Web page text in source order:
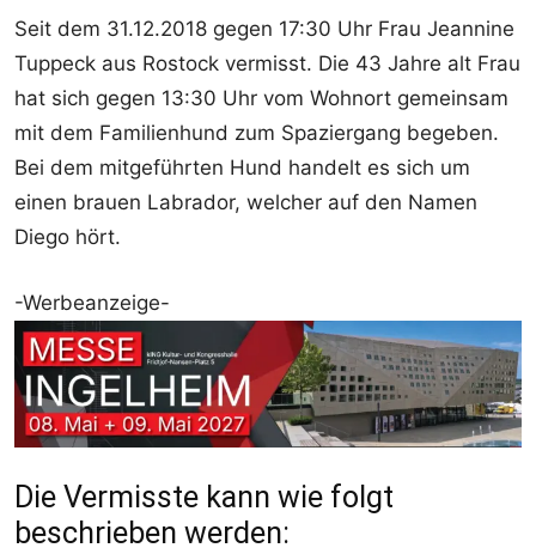
Seit dem 31.12.2018 gegen 17:30 Uhr Frau Jeannine
Tuppeck aus Rostock vermisst. Die 43 Jahre alt Frau
hat sich gegen 13:30 Uhr vom Wohnort gemeinsam
mit dem Familienhund zum Spaziergang begeben.
Bei dem mitgeführten Hund handelt es sich um
einen brauen Labrador, welcher auf den Namen
Diego hört.
-Werbeanzeige-
Die Vermisste kann wie folgt
beschrieben werden: